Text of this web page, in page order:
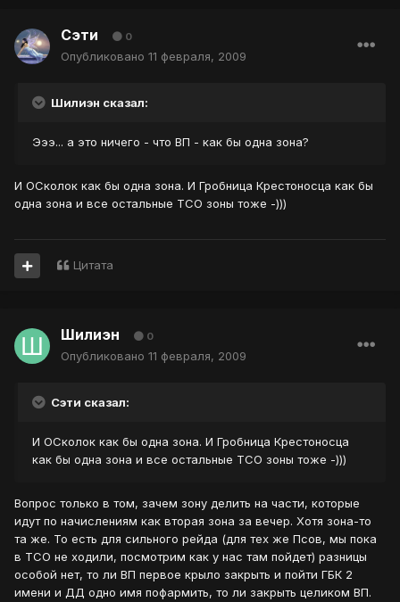
Сэти 0
Опубликовано 11 февраля, 2009
Шилиэн сказал:
Эээ... а это ничего - что ВП - как бы одна зона?
И ОСколок как бы одна зона. И Гробница Крестоносца как бы
одна зона и все остальные ТСО зоны тоже -)))
Цитата
Шилиэн 0
Опубликовано 11 февраля, 2009
Сэти сказал:
И ОСколок как бы одна зона. И Гробница Крестоносца
как бы одна зона и все остальные ТСО зоны тоже -)))
Вопрос только в том, зачем зону делить на части, которые
идут по начислениям как вторая зона за вечер. Хотя зона-то
та же. То есть для сильного рейда (для тех же Псов, мы пока
в ТСО не ходили, посмотрим как у нас там пойдет) разницы
особой нет, то ли ВП первое крыло закрыть и пойти ГБК 2
имени и ДД одно имя пофармить, то ли закрыть целиком ВП.